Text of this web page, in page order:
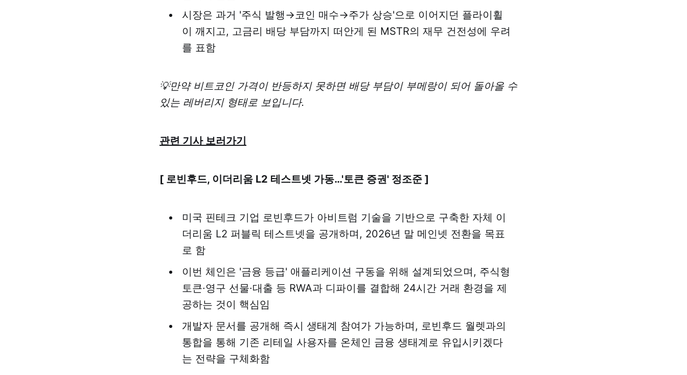
시장은 과거 '주식 발행→코인 매수→주가 상승'으로 이어지던 플라이휠
이 깨지고, 고금리 배당 부담까지 떠안게 된 MSTR의 재무 건전성에 우려
를 표함
💡만약 비트코인 가격이 반등하지 못하면 배당 부담이 부메랑이 되어 돌아올 수
있는 레버리지 형태로 보입니다.
관련 기사 보러가기
[ 로빈후드, 이더리움 L2 테스트넷 가동…'토큰 증권' 정조준 ]
미국 핀테크 기업 로빈후드가 아비트럼 기술을 기반으로 구축한 자체 이
더리움 L2 퍼블릭 테스트넷을 공개하며, 2026년 말 메인넷 전환을 목표
로 함
이번 체인은 '금융 등급' 애플리케이션 구동을 위해 설계되었으며, 주식형
토큰·영구 선물·대출 등 RWA과 디파이를 결합해 24시간 거래 환경을 제
공하는 것이 핵심임
개발자 문서를 공개해 즉시 생태계 참여가 가능하며, 로빈후드 월렛과의
통합을 통해 기존 리테일 사용자를 온체인 금융 생태계로 유입시키겠다
는 전략을 구체화함